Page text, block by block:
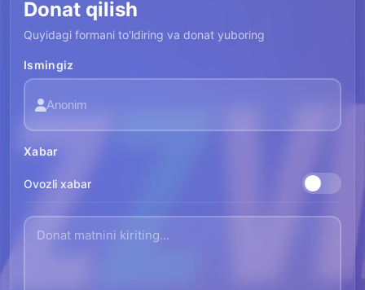
Donat qilish
Quyidagi formani to'ldiring va donat yuboring
Ismingiz
Xabar
Ovozli xabar